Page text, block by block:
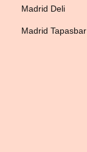
Madrid Deli
Madrid Tapasbar